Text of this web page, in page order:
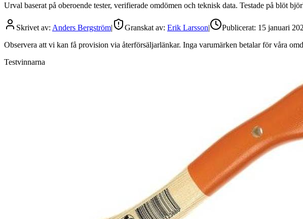
Urval baserat på oberoende tester, verifierade omdömen och teknisk data. Testade på blöt
Skrivet av: Anders Bergström| Granskat av: Erik Larsson| Publicerat: 15 januari
Observera att vi kan få provision via återförsäljarlänkar. Inga varumärken betalar för våra
Testvinnarna